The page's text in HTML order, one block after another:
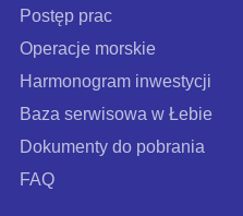
Postęp prac
Operacje morskie
Harmonogram inwestycji
Baza serwisowa w Łebie
Dokumenty do pobrania
FAQ